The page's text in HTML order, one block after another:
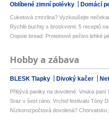
Oblíbené zimní polévky Domácí
Cuketová zmrzlina? Vyzkoušejte
Rychlé buchty s broskvemi: 5 receptů
Oopsie bread: Proteinové pečivo lehké
Hobby a zábava
BLESK Tlapky Divoký kačer
Přibývá paniky na dovolené: Vnuka paní
Sraz v šest ráno. Vrchol festivalu Tóny
Nízkorozpočtová dovolená? Chorvatsko